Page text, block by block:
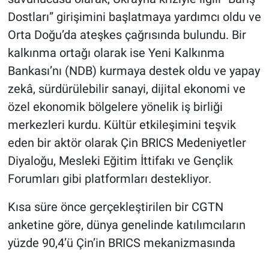
Dostları” girişimini başlatmaya yardımcı oldu ve
Orta Doğu’da ateşkes çağrısında bulundu. Bir
kalkınma ortağı olarak ise Yeni Kalkınma
Bankası’nı (NDB) kurmaya destek oldu ve yapay
zekâ, sürdürülebilir sanayi, dijital ekonomi ve
özel ekonomik bölgelere yönelik iş birliği
merkezleri kurdu. Kültür etkileşimini teşvik
eden bir aktör olarak Çin BRICS Medeniyetler
Diyaloğu, Mesleki Eğitim İttifakı ve Gençlik
Forumları gibi platformları destekliyor.
Kısa süre önce gerçekleştirilen bir CGTN
anketine göre, dünya genelinde katılımcıların
yüzde 90,4’ü Çin’in BRICS mekanizmasında